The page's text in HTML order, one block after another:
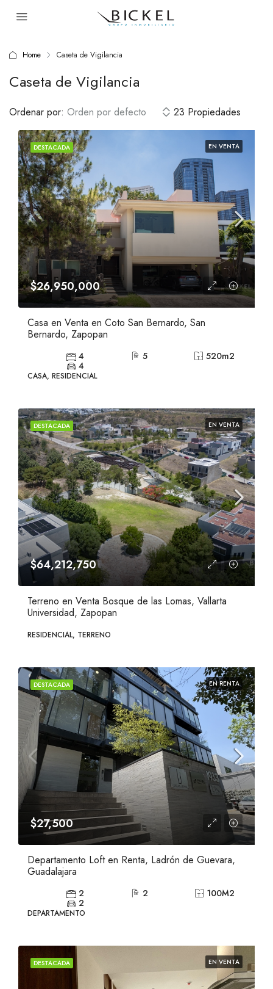
Home Caseta de Vigilancia
Caseta de Vigilancia
23 Propiedades
Ordenar por: Orden por defecto
DESTACADA EN VENTA
$26,950,000
Casa en Venta en Coto San Bernardo, San
Bernardo, Zapopan
4 5 520m2
4
CASA, RESIDENCIAL
DESTACADA EN VENTA
$64,212,750
Terreno en Venta Bosque de las Lomas, Vallarta
Universidad, Zapopan
RESIDENCIAL, TERRENO
DESTACADA EN RENTA
$27,500
Departamento Loft en Renta, Ladrón de Guevara,
Guadalajara
2 2 100M2
2
DEPARTAMENTO
DESTACADA EN VENTA